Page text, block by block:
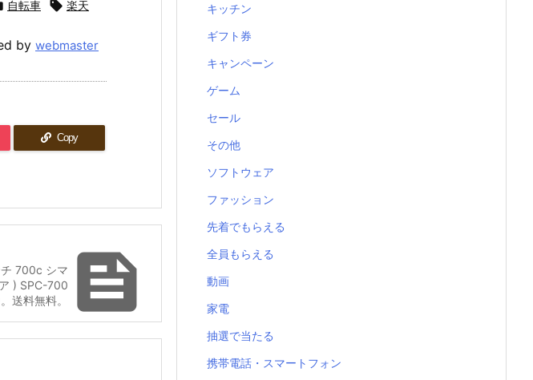
自転車  楽天
by webmaster
Copy

チ 700c シマ
) SPC-700
送料無料。
キッチン
ギフト券
キャンペーン
ゲーム
セール
その他
ソフトウェア
ファッション
先着でもらえる
全員もらえる
動画
家電
抽選で当たる
携帯電話・スマートフォン